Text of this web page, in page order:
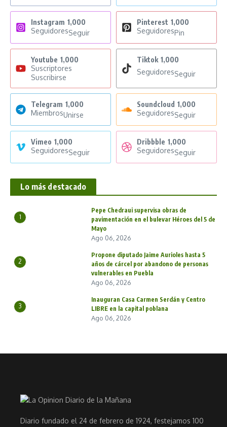
Instagram 1,000
SeguidoresSeguir
Pinterest 1,000
SeguidoresPin
Youtube 1,000
Suscriptores
Suscribirse
Tiktok 1,000
SeguidoresSeguir
Telegram 1,000
MiembrosUnirse
Soundcloud 1,000
SeguidoresSeguir
Vimeo 1,000
SeguidoresSeguir
Dribbble 1,000
SeguidoresSeguir
Lo más destacado
1
Pepe Chedraui supervisa obras de
pavimentación en el bulevar Héroes del 5 de
Mayo
Ago 06, 2026
2
Propone diputado Jaime Aurioles hasta 5
años de cárcel por abandono de personas
vulnerables en Puebla
Ago 06, 2026
3
Inauguran Casa Carmen Serdán y Centro
LIBRE en la capital poblana
Ago 06, 2026
Diario fundado el 24 de febrero de 1924, festejamos 100